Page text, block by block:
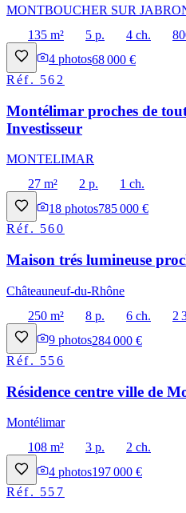
MONTBOUCHER SUR
135 m²
5 p. 4 ch.
4 photos68 000 €
Réf. 562
Montélimar proches de
Investisseur
MONTELIMAR
27 m²
2 p.
1 ch.
18 photos785 000 €
Réf. 560
Maison trés lumineuse
Châteauneuf-du-Rhône
250 m²
8 p. 6 ch.
2
9 photos284 000 €
Réf. 556
Résidence centre ville de
Montélimar
108 m²
3 p.
2 ch.
4 photos197 000 €
Réf. 557